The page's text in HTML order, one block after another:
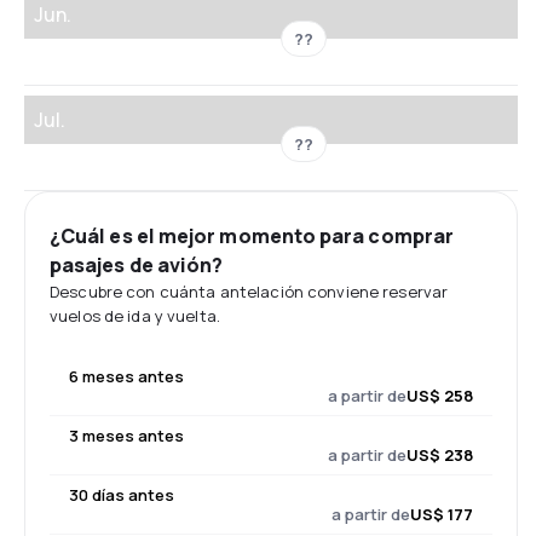
Jun.
??
Jul.
??
¿Cuál es el mejor momento para comprar
pasajes de avión?
Descubre con cuánta antelación conviene reservar
vuelos de ida y vuelta.
6 meses antes
a partir deUS$ 258
3 meses antes
a partir deUS$ 238
30 días antes
a partir deUS$ 177